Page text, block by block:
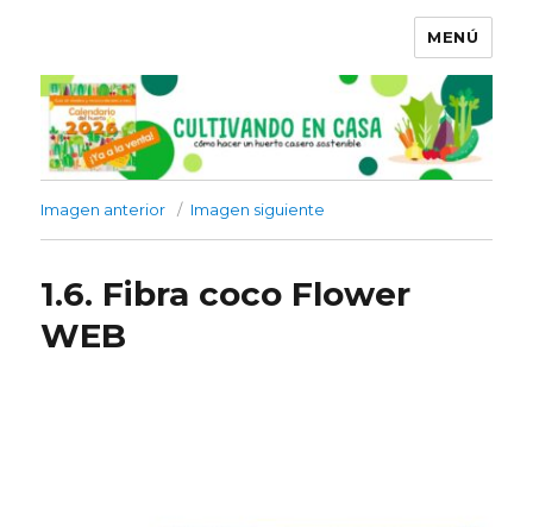
MENÚ
Imagen anterior Imagen siguiente
1.6. Fibra coco Flower
WEB